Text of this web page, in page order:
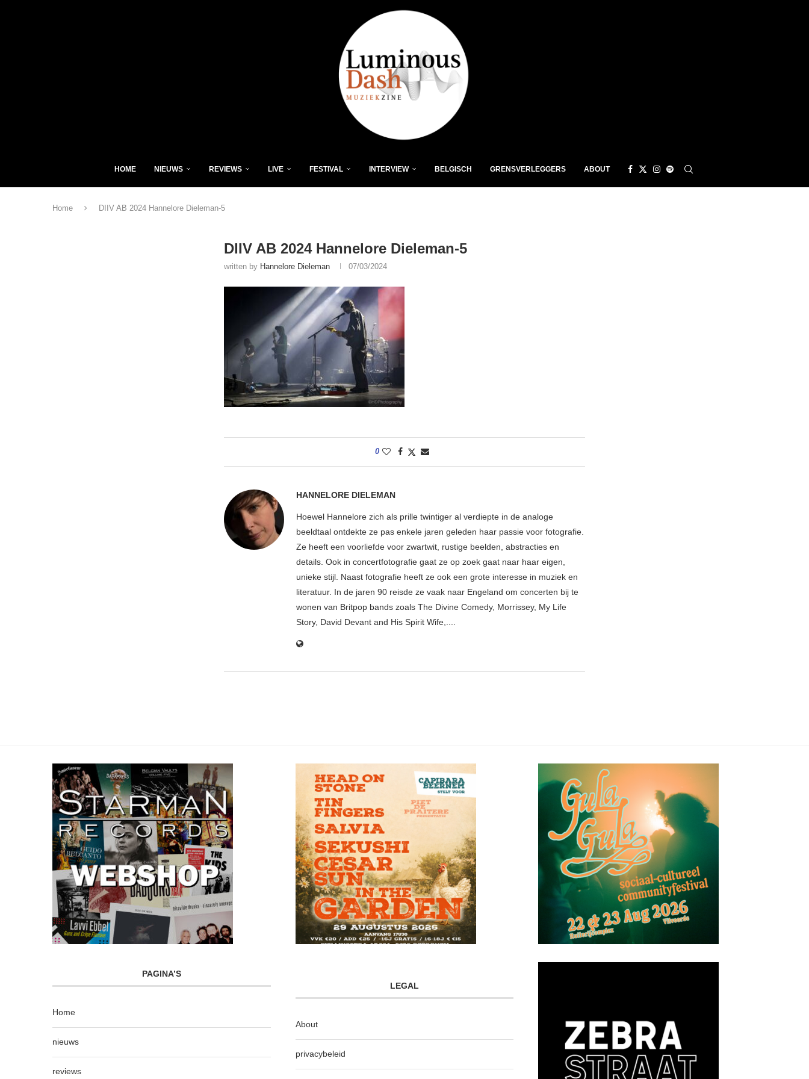
HOME NIEUWS REVIEWS LIVE FESTIVAL INTERVIEW BELGISCH GRENSVERLEGGERS ABOUT
Home DIIV AB 2024 Hannelore Dieleman-5
DIIV AB 2024 Hannelore Dieleman-5
written by Hannelore Dieleman 07/03/2024
0
HANNELORE DIELEMAN
Hoewel Hannelore zich als prille twintiger al verdiepte in de analoge
beeldtaal ontdekte ze pas enkele jaren geleden haar passie voor fotografie.
Ze heeft een voorliefde voor zwartwit, rustige beelden, abstracties en
details. Ook in concertfotografie gaat ze op zoek gaat naar haar eigen,
unieke stijl. Naast fotografie heeft ze ook een grote interesse in muziek en
literatuur. In de jaren 90 reisde ze vaak naar Engeland om concerten bij te
wonen van Britpop bands zoals The Divine Comedy, Morrissey, My Life
Story, David Devant and His Spirit Wife,....
PAGINA’S
Home
nieuws
reviews
LEGAL
About
privacybeleid